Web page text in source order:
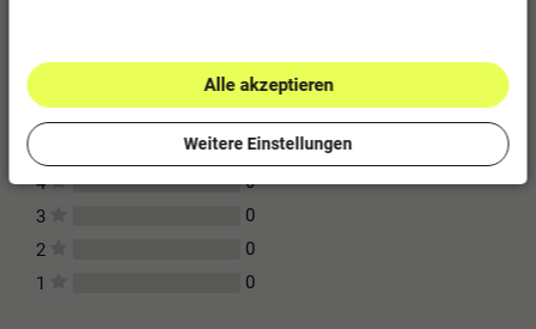
Für diesen Artikel erfolgte leider noch keine
Kundenbewertung.
0
4
0
3
0
2
0
1
0
Alle akzeptieren
Weitere Einstellungen